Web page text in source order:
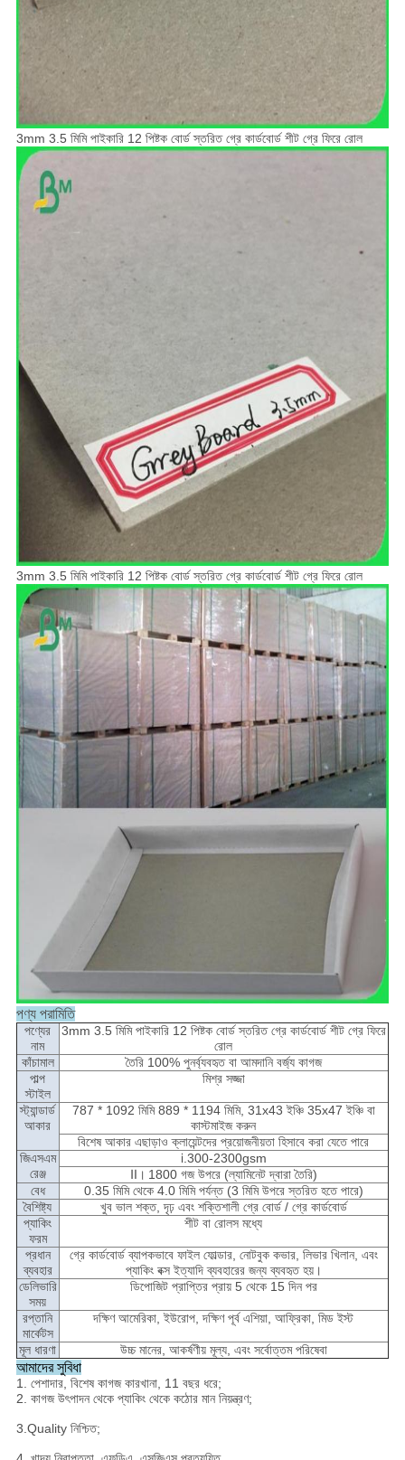
3mm 3.5 মিমি পাইকারি 12 পিষ্টক বোর্ড স্তরিত গ্রে কার্ডবোর্ড শীট গ্রে ফিরে রোল
3mm 3.5 মিমি পাইকারি 12 পিষ্টক বোর্ড স্তরিত গ্রে কার্ডবোর্ড শীট গ্রে ফিরে রোল
পণ্য পরামিতি
পণ্যের
নাম
3mm 3.5 মিমি পাইকারি 12 পিষ্টক বোর্ড স্তরিত গ্রে কার্ডবোর্ড শীট গ্রে ফিরে
রোল
কাঁচামাল
তৈরি 100% পুনর্ব্যবহৃত বা আমদানি বর্জ্য কাগজ
পাল্প
স্টাইল
মিশ্র সজ্জা
স্ট্যান্ডার্ড
আকার
787 * 1092 মিমি 889 * 1194 মিমি, 31x43 ইঞ্চি 35x47 ইঞ্চি বা
কাস্টমাইজ করুন
বিশেষ আকার এছাড়াও ক্লায়েন্টদের প্রয়োজনীয়তা হিসাবে করা যেতে পারে
জিএসএম
রেঞ্জ
ⅰ.300-2300gsm
Ⅱ। 1800 গজ উপরে (ল্যামিনেট দ্বারা তৈরি)
বেধ
0.35 মিমি থেকে 4.0 মিমি পর্যন্ত (3 মিমি উপরে স্তরিত হতে পারে)
বৈশিষ্ট্য
খুব ভাল শক্ত, দৃঢ় এবং শক্তিশালী গ্রে বোর্ড / গ্রে কার্ডবোর্ড
প্যাকিং
ফরম
শীট বা রোলস মধ্যে
প্রধান
ব্যবহার
গ্রে কার্ডবোর্ড ব্যাপকভাবে ফাইল ফোল্ডার, নোটবুক কভার, লিভার খিলান, এবং
প্যাকিং বক্স ইত্যাদি ব্যবহারের জন্য ব্যবহৃত হয়।
ডেলিভারি
সময়
ডিপোজিট প্রাপ্তির প্রায় 5 থেকে 15 দিন পর
রপ্তানি
মার্কেটস
দক্ষিণ আমেরিকা, ইউরোপ, দক্ষিণ পূর্ব এশিয়া, আফ্রিকা, মিড ইস্ট
মূল ধারণা উচ্চ মানের, আকর্ষণীয় মূল্য, এবং সর্বোত্তম পরিষেবা
আমাদের সুবিধা
1. পেশাদার, বিশেষ কাগজ কারখানা, 11 বছর ধরে;
2. কাগজ উৎপাদন থেকে প্যাকিং থেকে কঠোর মান নিয়ন্ত্রণ;
3.Quality নিশ্চিত;